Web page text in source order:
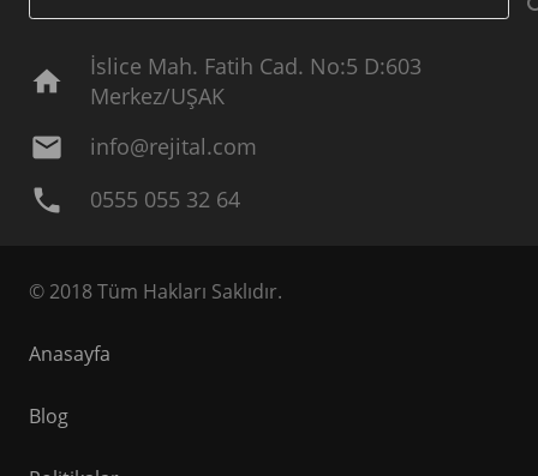
home
İslice Mah. Fatih Cad. No:5 D:603
Merkez/UŞAK
mail info@rejital.com
phone 0555 055 32 64
© 2018 Tüm Hakları Saklıdır.
Anasayfa
Blog